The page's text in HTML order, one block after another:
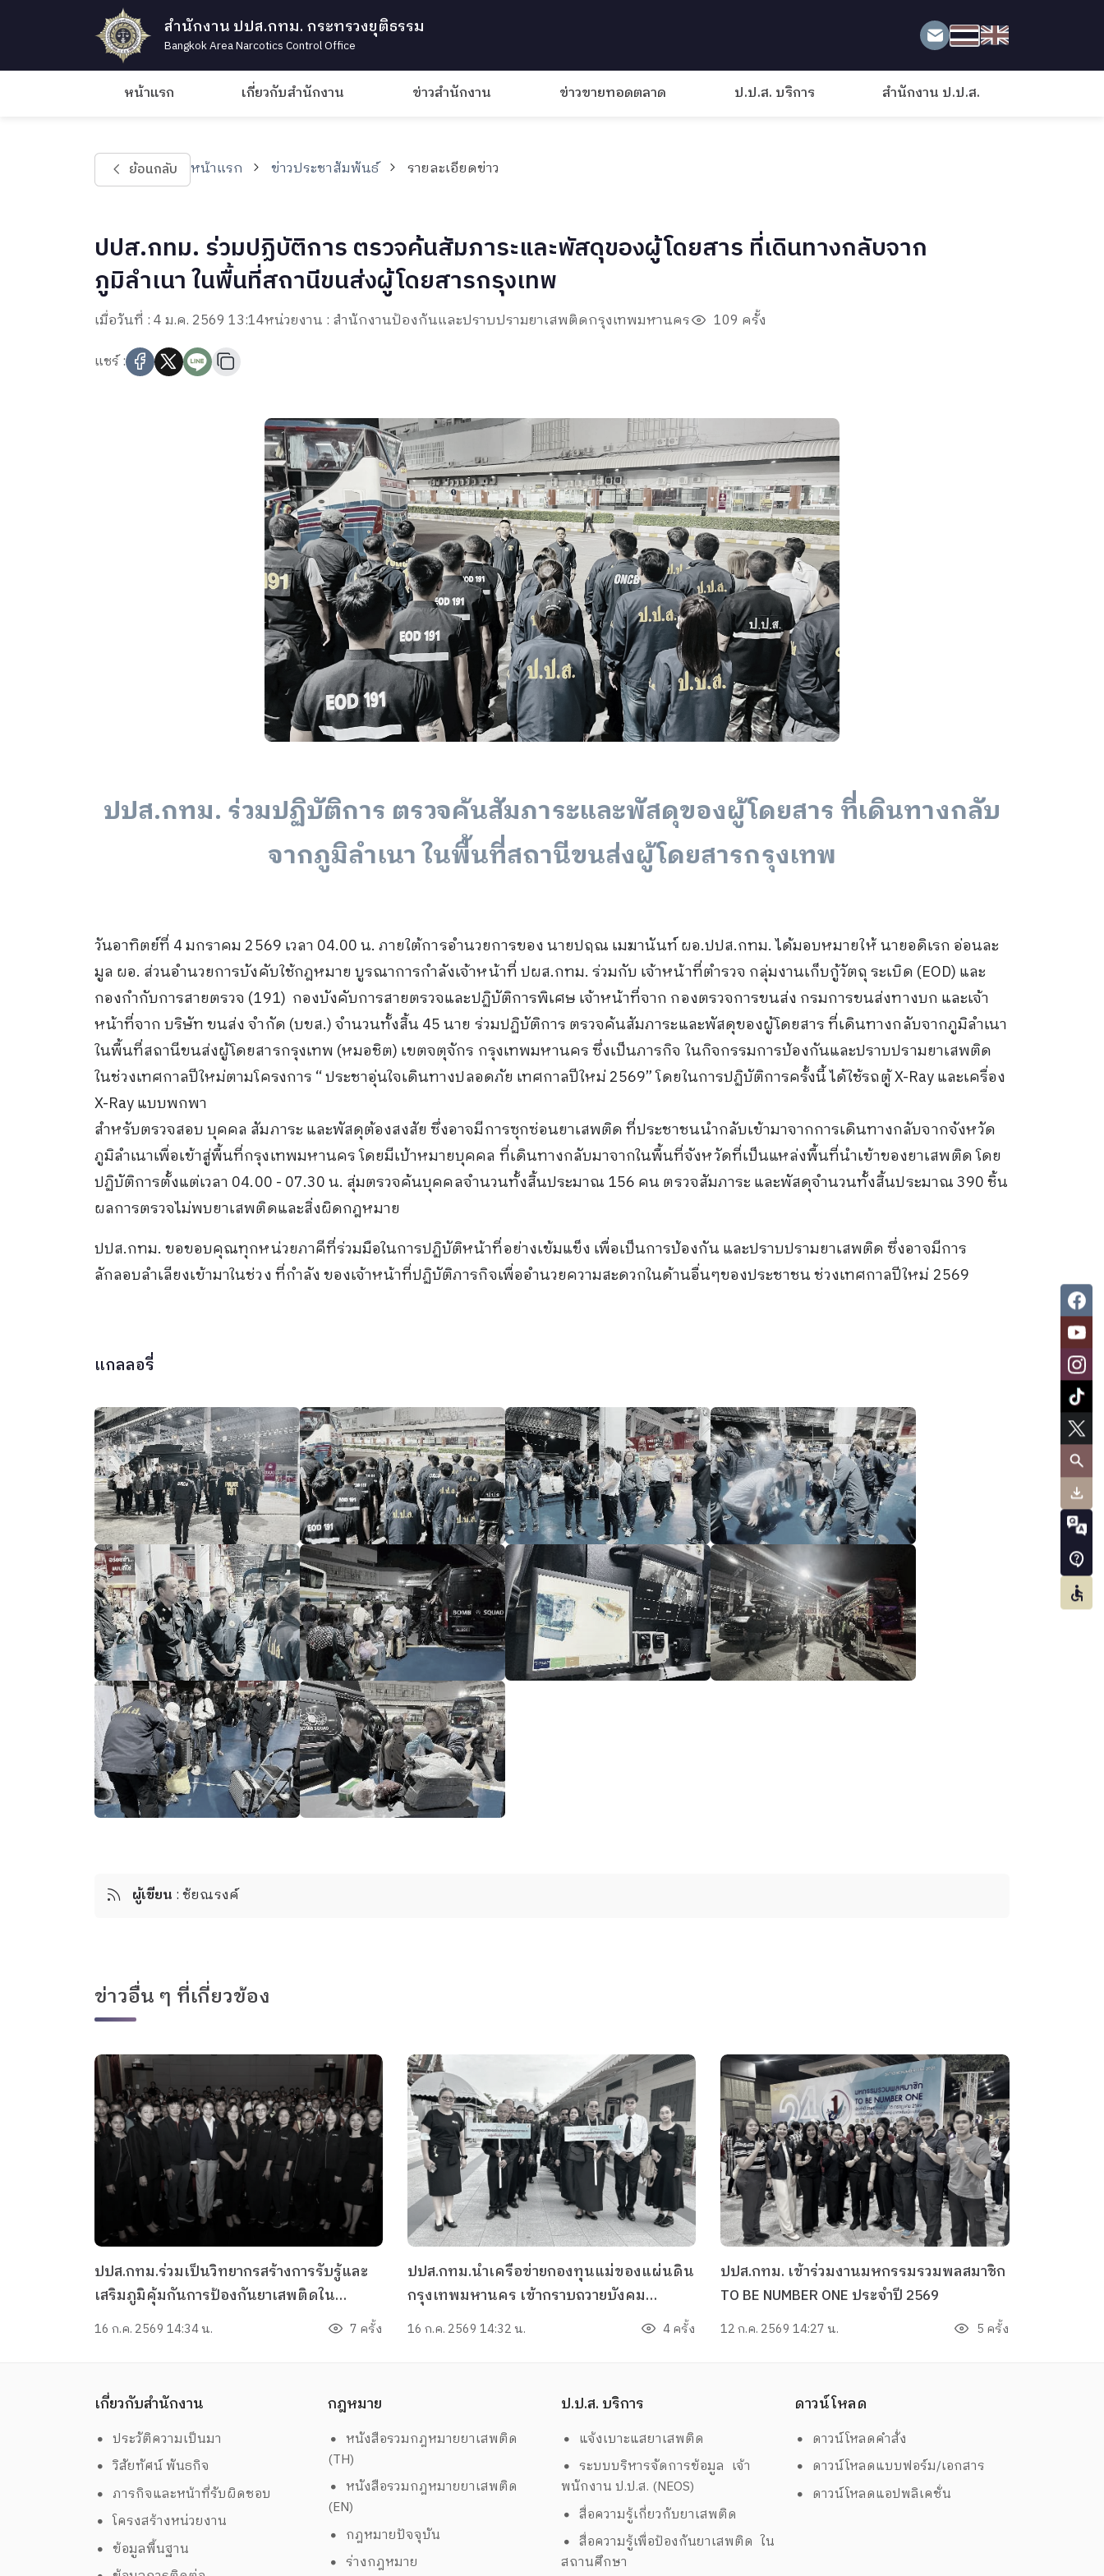
สำนักงาน ปปส.กทม. กระทรวงยุติธรรม
Bangkok Area Narcotics Control Office
หน้าแรก เกี่ยวกับสำนักงาน ข่าวสำนักงาน ข่าวขายทอดตลาด ป.ป.ส. บริการ สำนักงาน ป.ป.ส.
ย้อนกลับ หน้าแรก ข่าวประชาสัมพันธ์ รายละเอียดข่าว
ปปส.กทม. ร่วมปฏิบัติการ ตรวจค้นสัมภาระและพัสดุของผู้โดยสาร ที่เดินทางกลับจาก
ภูมิลำเนา ในพื้นที่สถานีขนส่งผู้โดยสารกรุงเทพ
เมื่อวันที่ : 4 ม.ค. 2569 13:14หน่วยงาน : สำนักงานป้องกันและปราบปรามยาเสพติดกรุงเทพมหานคร
109 ครั้ง
แชร์ :
ปปส.กทม. ร่วมปฏิบัติการ ตรวจค้นสัมภาระและพัสดุของผู้โดยสาร ที่เดินทางกลับ
จากภูมิลำเนา ในพื้นที่สถานีขนส่งผู้โดยสารกรุงเทพ
วันอาทิตย์ที่ 4 มกราคม 2569 เวลา 04.00 น. ภายใต้การอำนวยการของ นายปฤณ เมฆานันท์ ผอ.ปปส.กทม. ได้มอบหมายให้ นายอดิเรก อ่อนละ
มูล ผอ. ส่วนอำนวยการบังคับใช้กฎหมาย บูรณาการกำลังเจ้าหน้าที่ ปผส.กทม. ร่วมกับ เจ้าหน้าที่ตำรวจ กลุ่มงานเก็บกู้วัตถุ ระเบิด (EOD) และ
กองกำกับการสายตรวจ (191) กองบังคับการสายตรวจและปฏิบัติการพิเศษ เจ้าหน้าที่จาก กองตรวจการขนส่ง กรมการขนส่งทางบก และเจ้า
หน้าที่จาก บริษัท ขนส่ง จำกัด (บขส.) จำนวนทั้งสิ้น 45 นาย ร่วมปฏิบัติการ ตรวจค้นสัมภาระและพัสดุของผู้โดยสาร ที่เดินทางกลับจากภูมิลำเนา
ในพื้นที่สถานีขนส่งผู้โดยสารกรุงเทพ (หมอชิต) เขตจตุจักร กรุงเทพมหานคร ซึ่งเป็นภารกิจ ในกิจกรรมการป้องกันและปราบปรามยาเสพติด
ในช่วงเทศกาลปีใหม่ตามโครงการ “ ประชาอุ่นใจเดินทางปลอดภัย เทศกาลปีใหม่ 2569” โดยในการปฏิบัติการครั้งนี้ ได้ใช้รถตู้ X-Ray และเครื่อง
X-Ray แบบพกพา
สำหรับตรวจสอบ บุคคล สัมภาระ และพัสดุต้องสงสัย ซึ่งอาจมีการซุกซ่อนยาเสพติด ที่ประชาชนนำกลับเข้ามาจากการเดินทางกลับจากจังหวัด
ภูมิลำเนาเพื่อเข้าสู่พื้นที่กรุงเทพมหานคร โดยมีเป้าหมายบุคคล ที่เดินทางกลับมาจากในพื้นที่จังหวัดที่เป็นแหล่งพื้นที่นำเข้าของยาเสพติด โดย
ปฏิบัติการตั้งแต่เวลา 04.00 - 07.30 น. สุ่มตรวจค้นบุคคลจำนวนทั้งสิ้นประมาณ 156 คน ตรวจสัมภาระ และพัสดุจำนวนทั้งสิ้นประมาณ 390 ชิ้น
ผลการตรวจไม่พบยาเสพติดและสิ่งผิดกฎหมาย
ปปส.กทม. ขอขอบคุณทุกหน่วยภาคีที่ร่วมมือในการปฏิบัติหน้าที่อย่างเข้มแข็ง เพื่อเป็นการป้องกัน และปราบปรามยาเสพติด ซึ่งอาจมีการ
ลักลอบลำเลียงเข้ามาในช่วง ที่กำลัง ของเจ้าหน้าที่ปฏิบัติภารกิจเพื่ออำนวยความสะดวกในด้านอื่นๆของประชาชน ช่วงเทศกาลปีใหม่ 2569
แกลลอรี่
ผู้เขียน : ชัยณรงค์
ข่าวอื่น ๆ ที่เกี่ยวข้อง
ปปส.กทม.ร่วมเป็นวิทยากรสร้างการรับรู้และ
เสริมภูมิคุ้มกันการป้องกันยาเสพติดใน
โครงการป้องกันและแก้ไขปัญหายาเสพติดใน
16 ก.ค. 2569 14:34 น. 7 ครั้ง
ปปส.กทม.นำเครือข่ายกองทุนแม่ของแผ่นดิน
กรุงเทพมหานคร เข้ากราบถวายบังคม
พระบรมศพและพระศพฯ ด้วยความอาลัย ( วัน
16 ก.ค. 2569 14:32 น. 4 ครั้ง
ปปส.กทม. เข้าร่วมงานมหกรรมรวมพลสมาชิก
TO BE NUMBER ONE ประจำปี 2569
12 ก.ค. 2569 14:27 น. 5 ครั้ง
เกี่ยวกับสำนักงาน
ประวัติความเป็นมา
วิสัยทัศน์ พันธกิจ
ภารกิจและหน้าที่รับผิดชอบ
โครงสร้างหน่วยงาน
ข้อมูลพื้นฐาน
กฎหมาย
หนังสือรวมกฎหมายยาเสพติด
(TH)
หนังสือรวมกฎหมายยาเสพติด
(EN)
กฎหมายปัจจุบัน
ร่างกฎหมาย
ป.ป.ส. บริการ
แจ้งเบาะแสยาเสพติด
ระบบบริหารจัดการข้อมูล เจ้า
พนักงาน ป.ป.ส. (NEOS)
สื่อความรู้เกี่ยวกับยาเสพติด
สื่อความรู้เพื่อป้องกันยาเสพติด ใน
สถานศึกษา
ดาวน์โหลด
ดาวน์โหลดคำสั่ง
ดาวน์โหลดแบบฟอร์ม/เอกสาร
ดาวน์โหลดแอปพลิเคชั่น